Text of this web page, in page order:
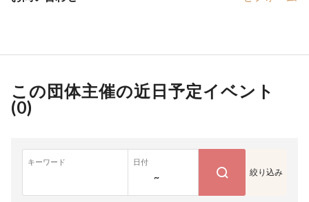
この団体主催の近日予定イベント
(0)
キーワード 日付
~ 絞り込み